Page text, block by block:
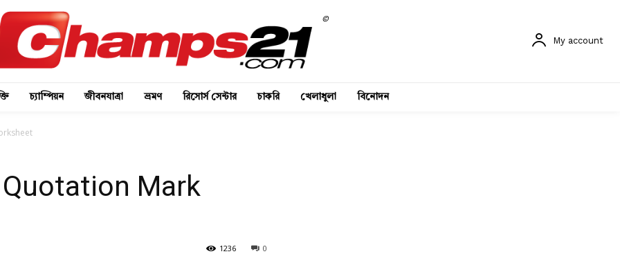
©
My account
চ্যাম্পিয়ন জীবনযাত্রা ভ্রমণ রিসোর্স সেন্টার চাকরি খেলাধুলা বিনোদন
Mark
0
1236